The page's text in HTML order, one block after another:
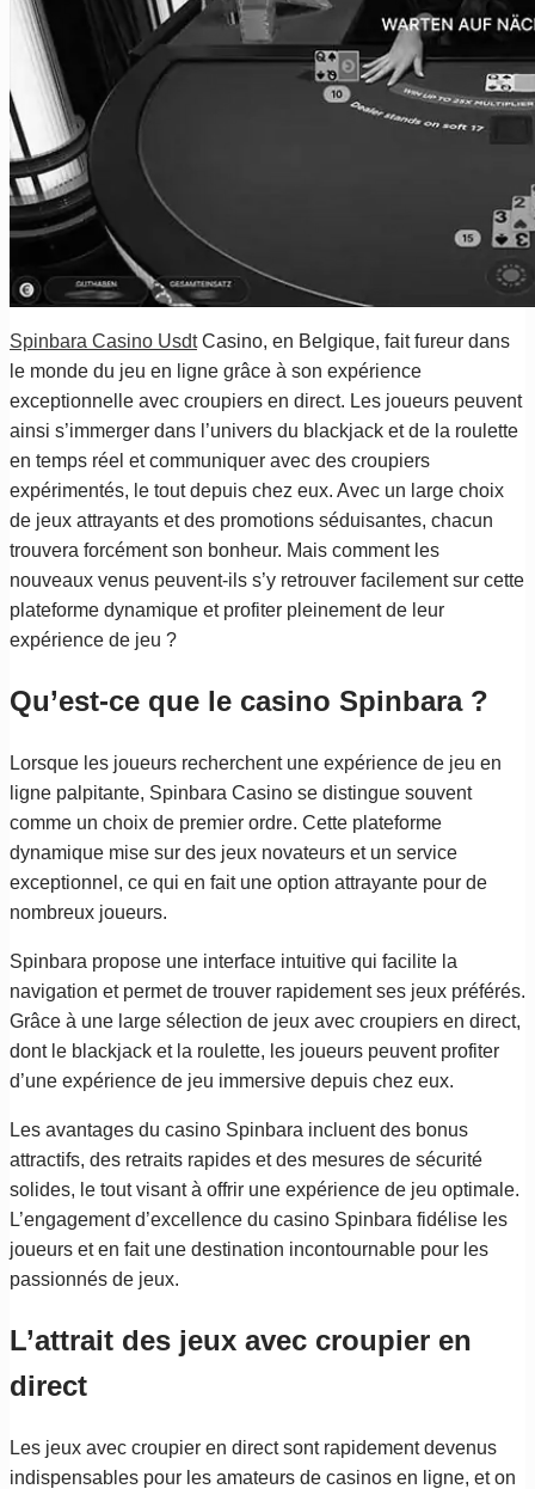
Spinbara Casino UsdtCasino, en Belgique, fait fureur dans
le monde du jeu en ligne grâce à son expérience
exceptionnelle avec croupiers en direct. Les joueurs peuvent
ainsi s’immerger dans l’univers du blackjack et de la roulette
en temps réel et communiquer avec des croupiers
expérimentés, le tout depuis chez eux. Avec un large choix
de jeux attrayants et des promotions séduisantes, chacun
trouvera forcément son bonheur. Mais comment les
nouveaux venus peuvent-ils s’y retrouver facilement sur cette
plateforme dynamique et profiter pleinement de leur
expérience de jeu ?
Qu’est-ce que le casino Spinbara ?
Lorsque les joueurs recherchent une expérience de jeu en
ligne palpitante, Spinbara Casino se distingue souvent
comme un choix de premier ordre. Cette plateforme
dynamique mise sur des jeux novateurs et un service
exceptionnel, ce qui en fait une option attrayante pour de
nombreux joueurs.
Spinbara propose une interface intuitive qui facilite la
navigation et permet de trouver rapidement ses jeux préférés.
Grâce à une large sélection de jeux avec croupiers en direct,
dont le blackjack et la roulette, les joueurs peuvent profiter
d’une expérience de jeu immersive depuis chez eux.
Les avantages du casino Spinbara incluent des bonus
attractifs, des retraits rapides et des mesures de sécurité
solides, le tout visant à offrir une expérience de jeu optimale.
L’engagement d’excellence du casino Spinbara fidélise les
joueurs et en fait une destination incontournable pour les
passionnés de jeux.
L’attrait des jeux avec croupier en
direct
Les jeux avec croupier en direct sont rapidement devenus
indispensables pour les amateurs de casinos en ligne, et on